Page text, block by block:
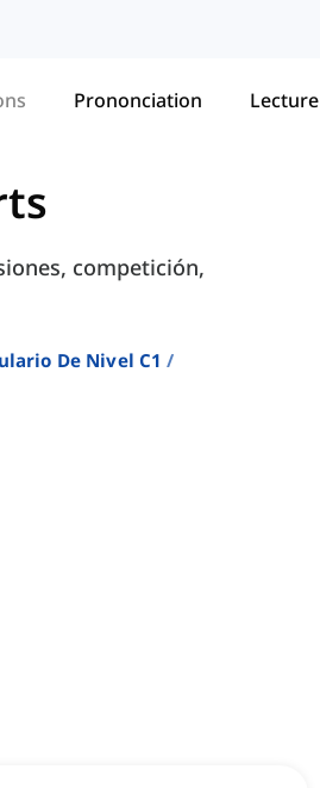
Prononciation Lecture
competición,
De Nivel C1